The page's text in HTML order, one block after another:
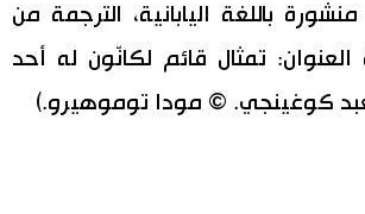
باللغة اليابانية، الترجمة من
العنوان: تمثال قائم لكانّون له أحد
كوغينجي. © مودا توموهيرو.)